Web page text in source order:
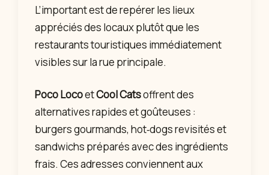
L’important est de repérer les lieux
appréciés des locaux plutôt que les
restaurants touristiques immédiatement
visibles sur la rue principale.
Poco LocoetCool Catsoffrent des
alternatives rapides et goûteuses :
burgers gourmands, hot‑dogs revisités et
sandwichs préparés avec des ingrédients
frais. Ces adresses conviennent aux